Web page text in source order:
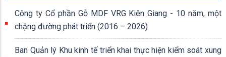
Công ty Cổ phần Gỗ MDF VRG Kiên Giang - 10 năm, một
chặng đường phát triển (2016 – 2026)
Ban Quản lý Khu kinh tế triển khai thực hiện kiểm soát xung